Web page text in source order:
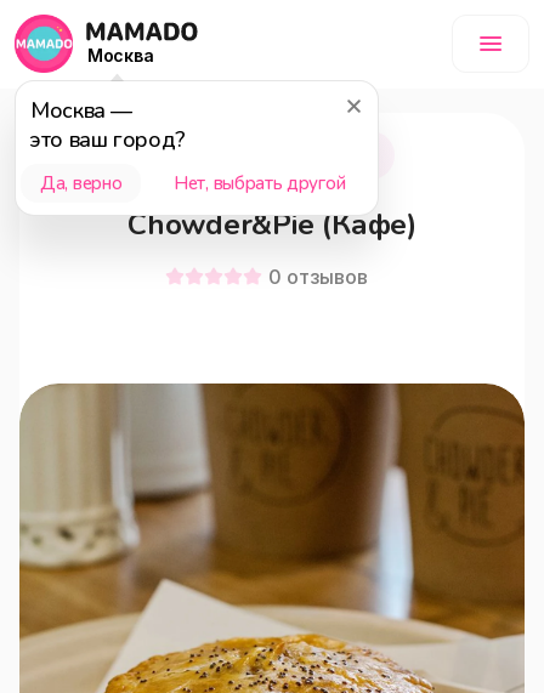
Москва
Москва —
это ваш город?
Да, верно Нет, выбрать другой
Москва
Chowder&Pie (Кафе)
0 отзывов